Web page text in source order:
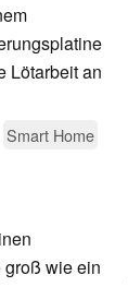
Lötarbeit an
Smart Home
groß wie ein